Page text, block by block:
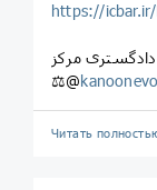
https://
دادگستری مرکز
⚖️@
Читать